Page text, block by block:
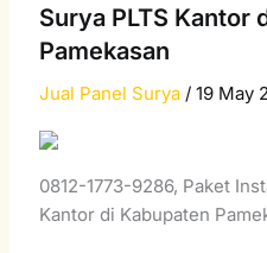
Surya PLTS Kantor
Pamekasan
Jual Panel Surya /19 May
0812-1773-9286, Paket
Kantor di Kabupaten